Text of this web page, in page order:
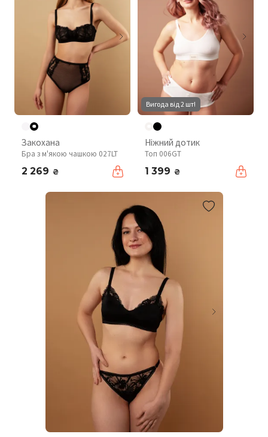
Закохана
Бра з м'якою чашкою 027LT
2 269 ₴
Вигода від 2 шт!
Ніжний дотик
Топ 006GT
1 399 ₴